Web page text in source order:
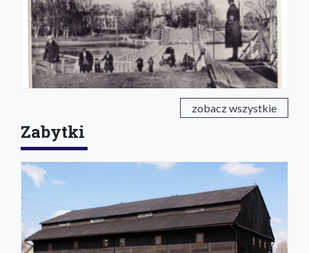
zobacz wszystkie
Zabytki